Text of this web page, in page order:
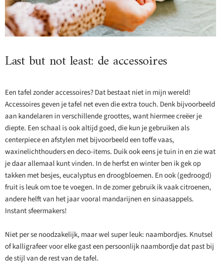
Last but not least: de accessoires
Een tafel zonder accessoires? Dat bestaat niet in mijn wereld!
Accessoires geven je tafel net even die extra touch. Denk bijvoorbeeld
aan kandelaren in verschillende groottes, want hiermee creëer je
diepte. Een schaal is ook altijd goed, die kun je gebruiken als
centerpiece en afstylen met bijvoorbeeld een toffe vaas,
waxinelichthouders en deco-items. Duik ook eens je tuin in en zie wat
je daar allemaal kunt vinden. In de herfst en winter ben ik gek op
takken met besjes, eucalyptus en droogbloemen. En ook (gedroogd)
fruit is leuk om toe te voegen. In de zomer gebruik ik vaak citroenen,
andere helft van het jaar vooral mandarijnen en sinaasappels.
Instant sfeermakers!
Niet per se noodzakelijk, maar wel super leuk: naambordjes. Knutsel
of kalligrafeer voor elke gast een persoonlijk naambordje dat past bij
de stijl van de rest van de tafel.